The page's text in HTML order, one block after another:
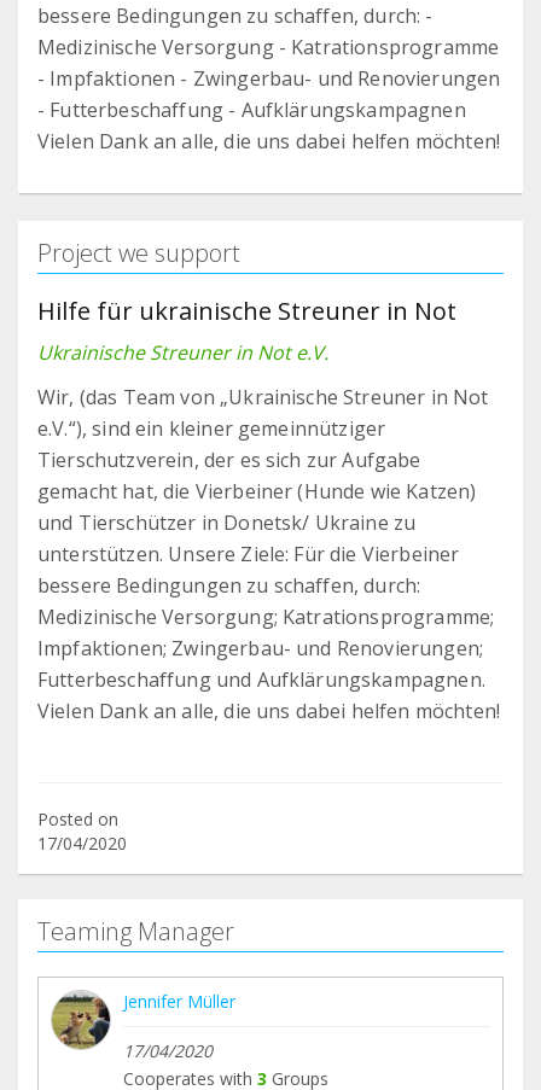
bessere Bedingungen zu schaffen, durch: -
Medizinische Versorgung - Katrationsprogramme
- Impfaktionen - Zwingerbau- und Renovierungen
- Futterbeschaffung - Aufklärungskampagnen
Vielen Dank an alle, die uns dabei helfen möchten!
Project we support
Hilfe für ukrainische Streuner in Not
Ukrainische Streuner in Not e.V.
Wir, (das Team von „Ukrainische Streuner in Not
e.V.“), sind ein kleiner gemeinnütziger
Tierschutzverein, der es sich zur Aufgabe
gemacht hat, die Vierbeiner (Hunde wie Katzen)
und Tierschützer in Donetsk/ Ukraine zu
unterstützen. Unsere Ziele: Für die Vierbeiner
bessere Bedingungen zu schaffen, durch:
Medizinische Versorgung; Katrationsprogramme;
Impfaktionen; Zwingerbau- und Renovierungen;
Futterbeschaffung und Aufklärungskampagnen.
Vielen Dank an alle, die uns dabei helfen möchten!
Posted on
17/04/2020
Teaming Manager
Jennifer Müller
17/04/2020
Cooperates with 3 Groups